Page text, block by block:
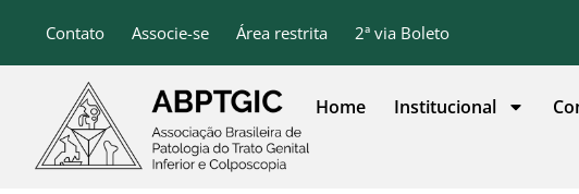
conteúdo
Contato Associe-se Área restrita 2ª via Boleto
Home Institucional